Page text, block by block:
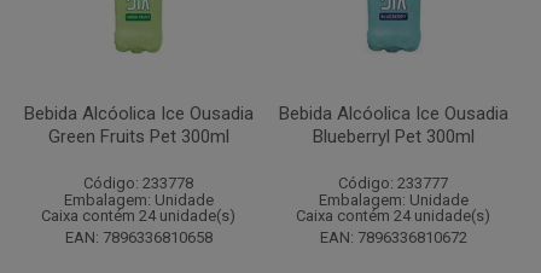
Bebida Alcóolica Ice Ousadia
Green Fruits Pet 300ml
Código: 233778
Embalagem: Unidade
Caixa contém 24 unidade(s)
EAN: 7896336810658
Bebida Alcóolica Ice Ousadia
Blueberryl Pet 300ml
Código: 233777
Embalagem: Unidade
Caixa contém 24 unidade(s)
EAN: 7896336810672